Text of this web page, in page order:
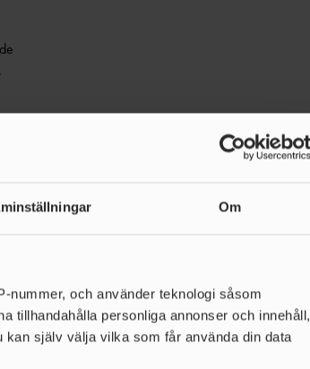
Om
nummer, och använder teknologi såsom
tillhandahålla personliga annonser och innehåll,
själv välja vilka som får använda din data
,